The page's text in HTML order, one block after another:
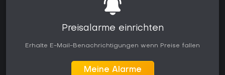
Preisalarme einrichten
Erhalte E-Mail-Benachrichtigungen wenn Preise fallen
Meine Alarme